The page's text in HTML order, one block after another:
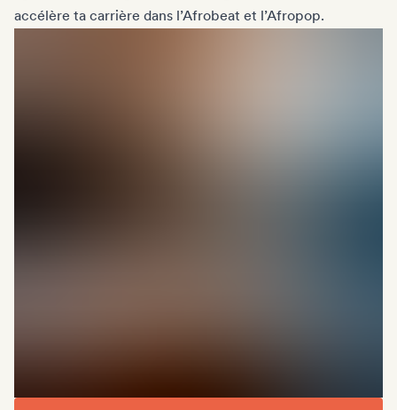
accélère ta carrière dans l’Afrobeat et l’Afropop.